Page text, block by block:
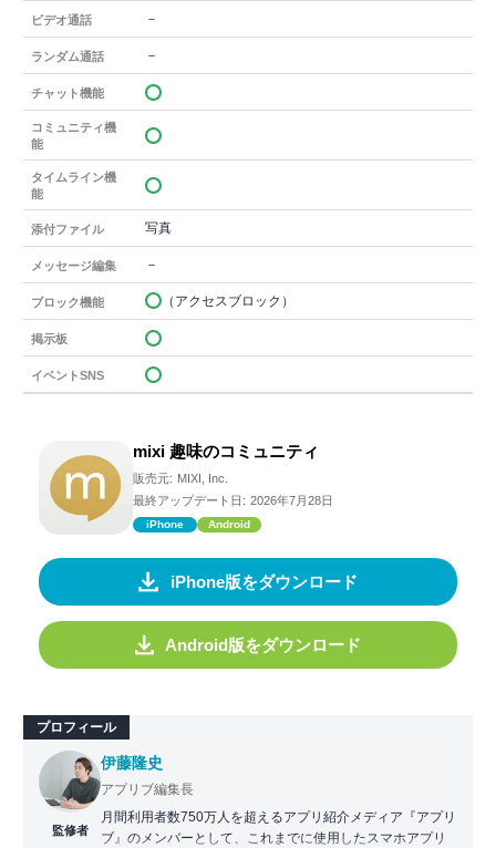
ビデオ通話 －
ランダム通話 －
チャット機能
コミュニティ機
能
タイムライン機
能
添付ファイル 写真
メッセージ編集 －
ブロック機能 （アクセスブロック）
掲示板
イベントSNS
mixi 趣味のコミュニティ
販売元: MIXI, Inc.
最終アップデート日: 2026年7月28日
iPhone Android
iPhone版をダウンロード
Android版をダウンロード
プロフィール
監修者
伊藤隆史
アプリブ編集長
月間利用者数750万人を超えるアプリ紹介メディア『アプリ
ブ』のメンバーとして、これまでに使用したスマホアプリ